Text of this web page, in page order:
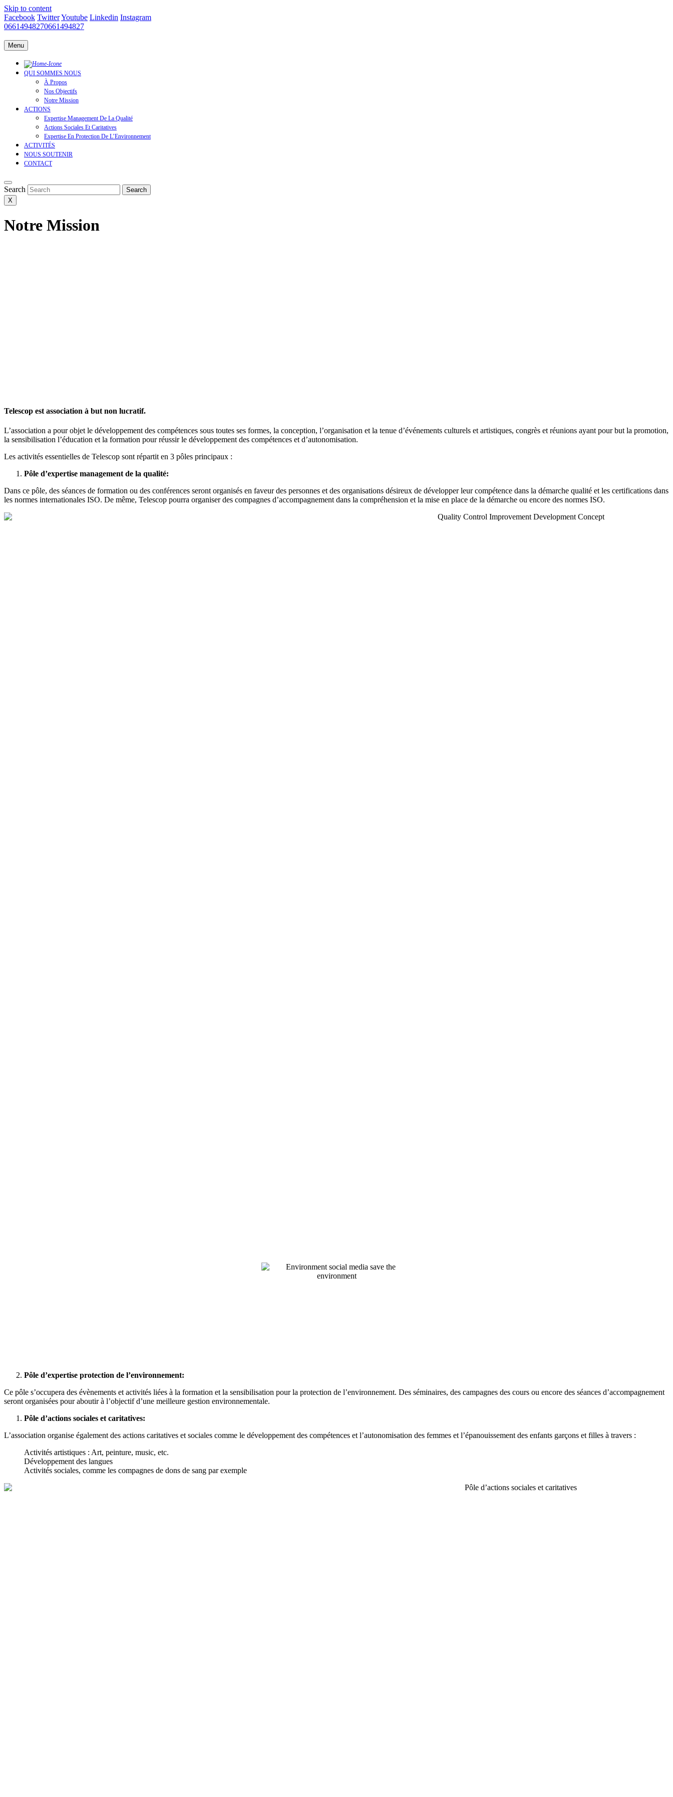
Skip to content
Facebook TwitterYoutube Linkedin Instagram
06614948270661494827
Menu
QUI SOMMES NOUS
À Propos
Nos Objectifs
Notre Mission
ACTIONS
Expertise Management De La Qualité
Actions Sociales Et Caritatives
Expertise En Protection De L’Environnement
ACTIVITÉS
NOUS SOUTENIR
CONTACT
Search
Search
X
Notre Mission
Telescop est association à but non lucratif.
L’association a pour objet le développement des compétences sous toutes ses formes, la conception, l’organisation et la tenue d’événements culturels et artistiques, congrès et réunions ayant pour but la promotion,
la sensibilisation l’éducation et la formation pour réussir le développement des compétences et d’autonomisation.
Les activités essentielles de Telescop sont répartit en 3 pôles principaux :
Pôle d’expertise management de la qualité:
Dans ce pôle, des séances de formation ou des conférences seront organisés en faveur des personnes et des organisations désireux de développer leur compétence dans la démarche qualité et les certifications dans
les normes internationales ISO. De même, Telescop pourra organiser des compagnes d’accompagnement dans la compréhension et la mise en place de la démarche ou encore des normes ISO.
Pôle d’expertise protection de l’environnement:
Ce pôle s’occupera des évènements et activités liées à la formation et la sensibilisation pour la protection de l’environnement. Des séminaires, des campagnes des cours ou encore des séances d’accompagnement
seront organisées pour aboutir à l’objectif d’une meilleure gestion environnementale.
Pôle d’actions sociales et caritatives:
L’association organise également des actions caritatives et sociales comme le développement des compétences et l’autonomisation des femmes et l’épanouissement des enfants garçons et filles à travers :
Activités artistiques : Art, peinture, music, etc.
Développement des langues
Activités sociales, comme les compagnes de dons de sang par exemple